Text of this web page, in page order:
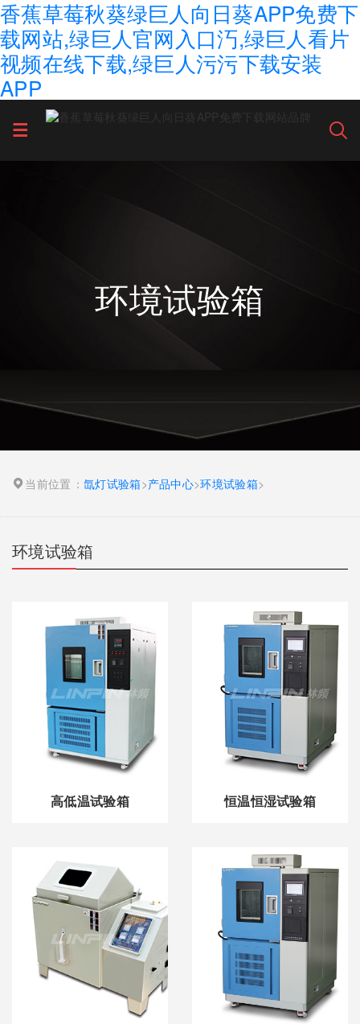
香蕉草莓秋葵绿巨人向日葵APP免费下
载网站,绿巨人官网入口汅,绿巨人看片
视频在线下载,绿巨人污污下载安装
APP
环境试验箱
当前位置：氙灯试验箱>产品中心>环境试验箱>
环境试验箱
高低温试验箱 恒温恒湿试验箱